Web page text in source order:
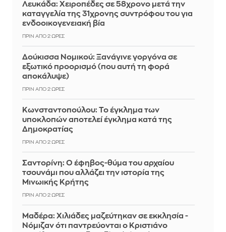
Λευκάδα: Χειροπέδες σε 58χρονο μετά την
καταγγελία της 31χρονης συντρόφου του για
ενδοοικογενειακή βία
ΠΡΙΝ ΑΠΌ 2 ΏΡΕΣ
Δούκισσα Νομικού: Ξανάγινε γοργόνα σε
εξωτικό προορισμό (που αυτή τη φορά
αποκάλυψε)
ΠΡΙΝ ΑΠΌ 2 ΏΡΕΣ
Κωνσταντοπούλου: Το έγκλημα των
υποκλοπών αποτελεί έγκλημα κατά της
Δημοκρατίας
ΠΡΙΝ ΑΠΌ 2 ΏΡΕΣ
Σαντορίνη: Ο έφηβος-θύμα του αρχαίου
τσουνάμι που αλλάζει την ιστορία της
Μινωικής Κρήτης
ΠΡΙΝ ΑΠΌ 2 ΏΡΕΣ
Μαδέρα: Χιλιάδες μαζεύτηκαν σε εκκλησία -
Νόμιζαν ότι παντρεύονται ο Κριστιάνο